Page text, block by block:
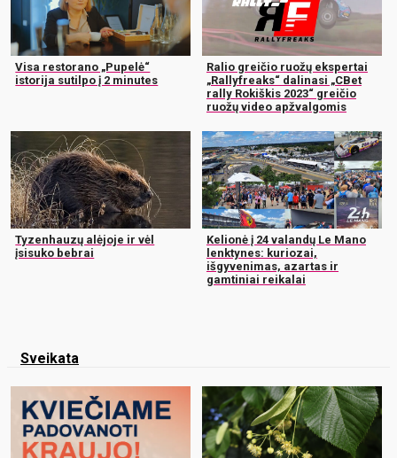
Visa restorano „Pupelė“
istorija sutilpo į 2 minutes
Ralio greičio ruožų ekspertai
„Rallyfreaks“ dalinasi „CBet
rally Rokiškis 2023“ greičio
ruožų video apžvalgomis
Tyzenhauzų alėjoje ir vėl
įsisuko bebrai
Kelionė į 24 valandų Le Mano
lenktynes: kuriozai,
išgyvenimas, azartas ir
gamtiniai reikalai
Sveikata